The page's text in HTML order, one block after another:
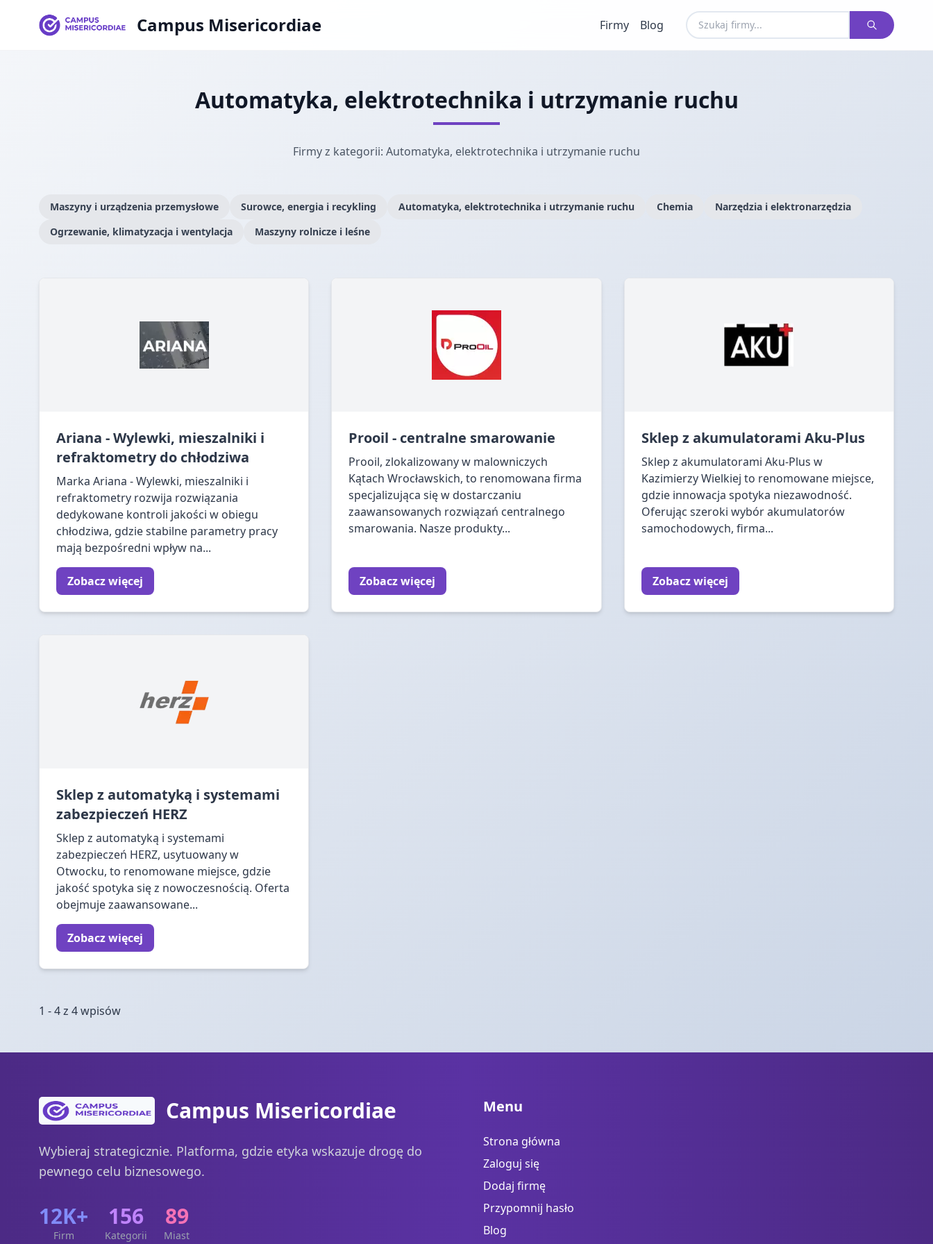
Campus Misericordiae Firmy Blog
Automatyka, elektrotechnika i utrzymanie ruchu
Firmy z kategorii: Automatyka, elektrotechnika i utrzymanie ruchu
Maszyny i urządzenia przemysłowe Surowce, energia i recykling Automatyka, elektrotechnika i utrzymanie ruchu Chemia
Narzędzia i elektronarzędzia
Ogrzewanie, klimatyzacja i wentylacja
Maszyny rolnicze i leśne
Ariana - Wylewki, mieszalniki i
refraktometry do chłodziwa
Marka Ariana - Wylewki, mieszalniki i
refraktometry rozwija rozwiązania
dedykowane kontroli jakości w obiegu
chłodziwa, gdzie stabilne parametry pracy
mają bezpośredni wpływ na...
Zobacz więcej
Prooil - centralne smarowanie
Prooil, zlokalizowany w malowniczych
Kątach Wrocławskich, to renomowana firma
specjalizująca się w dostarczaniu
zaawansowanych rozwiązań centralnego
smarowania. Nasze produkty...
Zobacz więcej
Sklep z akumulatorami Aku-Plus
Sklep z akumulatorami Aku-Plus w
Kazimierzy Wielkiej to renomowane miejsce,
gdzie innowacja spotyka niezawodność.
Oferując szeroki wybór akumulatorów
samochodowych, firma...
Zobacz więcej
Sklep z automatyką i systemami
zabezpieczeń HERZ
Sklep z automatyką i systemami
zabezpieczeń HERZ, usytuowany w
Otwocku, to renomowane miejsce, gdzie
jakość spotyka się z nowoczesnością. Oferta
obejmuje zaawansowane...
Zobacz więcej
1 - 4 z 4 wpisów
Campus Misericordiae
Wybieraj strategicznie. Platforma, gdzie etyka wskazuje drogę do
pewnego celu biznesowego.
12K+
Firm
156
Kategorii
89
Miast
Menu
Strona główna
Zaloguj się
Dodaj firmę
Przypomnij hasło
Blog